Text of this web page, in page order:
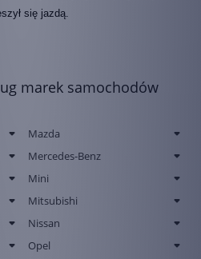
się jazdą.
marek samochodów
Mazda
Mercedes-Benz
Mini
Mitsubishi
Nissan
Opel